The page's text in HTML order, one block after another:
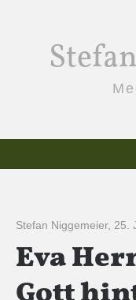
Stefan Niggemeier, 25.
Eva